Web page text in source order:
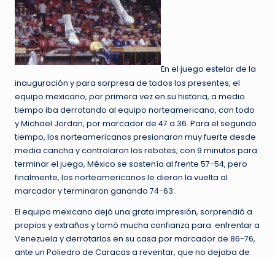
En el juego estelar de la
inauguración y para sorpresa de todos los presentes, el
equipo mexicano, por primera vez en su historia, a medio
tiempo iba derrotando al equipo norteamericano, con todo
y Michael Jordan, por marcador de 47 a 36. Para el segundo
tiempo, los norteamericanos presionaron muy fuerte desde
media cancha y controlaron los rebotes; con 9 minutos para
terminar el juego, México se sostenía al frente 57-54, pero
finalmente, los norteamericanos le dieron la vuelta al
marcador y terminaron ganando 74-63.
El equipo mexicano dejó una grata impresión, sorprendió a
propios y extraños y tomó mucha confianza para enfrentar a
Venezuela y derrotarlos en su casa por marcador de 86-76,
ante un Poliedro de Caracas a reventar, que no dejaba de